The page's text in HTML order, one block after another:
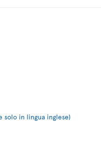
in lingua inglese)